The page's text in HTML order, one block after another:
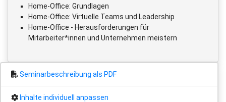
Home-Office: Grundlagen
Home-Office: Virtuelle Teams und Leadership
Home-Office - Herausforderungen für
Mitarbeiter*innen und Unternehmen meistern
Seminarbeschreibung als PDF
Inhalte individuell anpassen